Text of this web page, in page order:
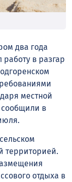
два года
работу в разгар
местной
сообщили в
территорией.
отдыха в